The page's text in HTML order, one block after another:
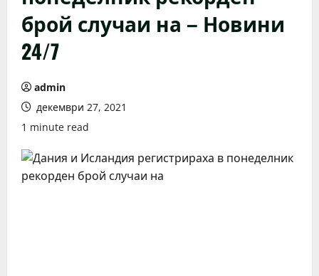
брой случаи на – Новини
24/7
admin
декември 27, 2021
1 minute read